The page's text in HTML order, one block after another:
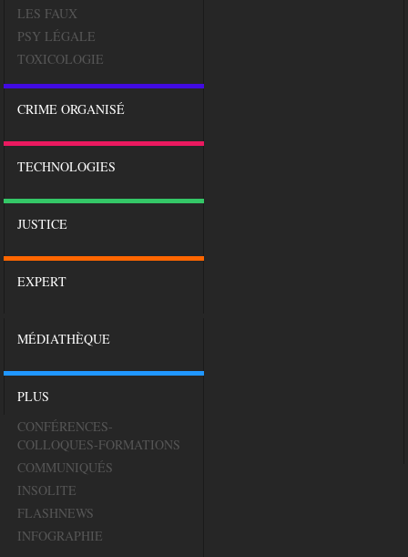
LES FAUX
PSY LÉGALE
TOXICOLOGIE
CRIME ORGANISÉ
TECHNOLOGIES
JUSTICE
EXPERT
MÉDIATHÈQUE
PLUS
CONFÉRENCES-
COLLOQUES-FORMATIONS
COMMUNIQUÉS
INSOLITE
FLASHNEWS
INFOGRAPHIE